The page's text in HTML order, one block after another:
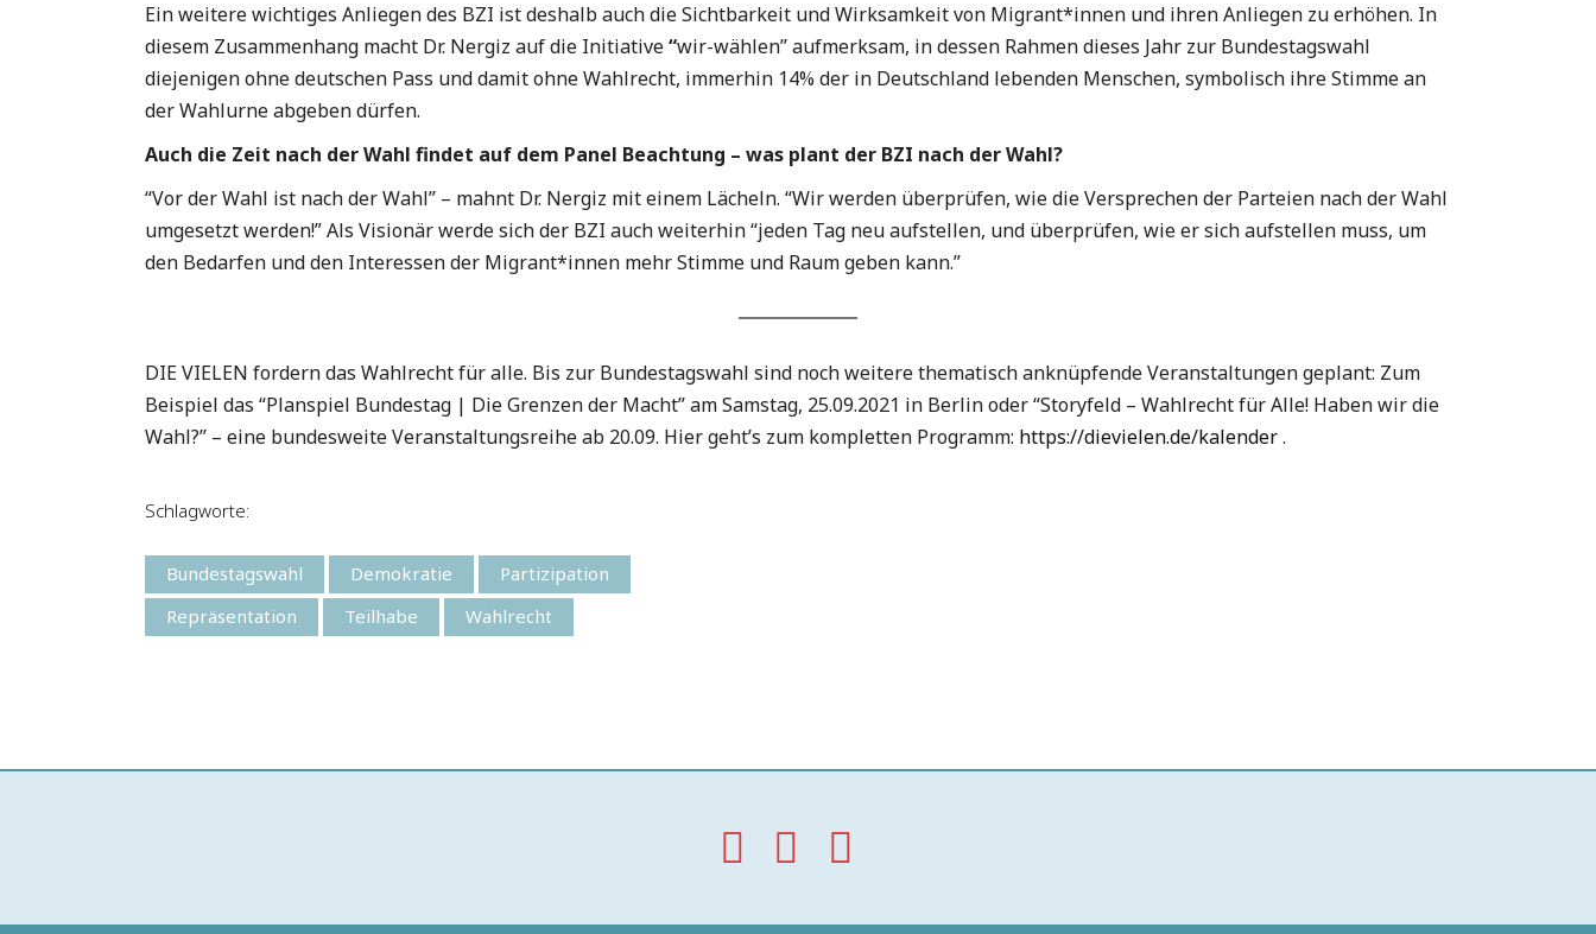
Ein weitere wichtiges Anliegen des BZI ist deshalb auch die Sichtbarkeit und Wirksamkeit von Migrant*innen und ihren Anliegen zu erhöhen. In
diesem Zusammenhang macht Dr. Nergiz auf die Initiative“wir-wählen”aufmerksam, in dessen Rahmen dieses Jahr zur Bundestagswahl
diejenigen ohne deutschen Pass und damit ohne Wahlrecht, immerhin 14% der in Deutschland lebenden Menschen, symbolisch ihre Stimme an
der Wahlurne abgeben dürfen.
Auch die Zeit nach der Wahl findet auf dem Panel Beachtung – was plant der BZI nach der Wahl?
“Vor der Wahl ist nach der Wahl” – mahnt Dr. Nergiz mit einem Lächeln. “Wir werden überprüfen, wie die Versprechen der Parteien nach der Wahl
umgesetzt werden!” Als Visionär werde sich der BZI auch weiterhin “jeden Tag neu aufstellen, und überprüfen, wie er sich aufstellen muss, um
den Bedarfen und den Interessen der Migrant*innen mehr Stimme und Raum geben kann.”
DIE VIELEN fordern das Wahlrecht für alle. Bis zur Bundestagswahl sind noch weitere thematisch anknüpfende Veranstaltungen geplant: Zum
Beispiel das “Planspiel Bundestag | Die Grenzen der Macht” am Samstag, 25.09.2021 in Berlin oder “Storyfeld – Wahlrecht für Alle! Haben wir die
Wahl?” – eine bundesweite Veranstaltungsreihe ab 20.09. Hier geht’s zum kompletten Programm: https://dievielen.de/kalender.
Schlagworte:
Bundestagswahl Demokratie
Partizipation
Repräsentation
Teilhabe Wahlrecht